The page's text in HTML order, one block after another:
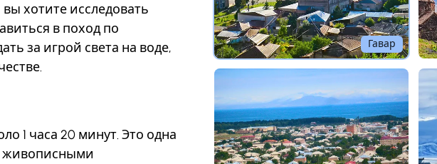
Гавар
хотите исследовать
в поход по
за игрой света на воде,
1 часа 20 минут. Это одна
живописными